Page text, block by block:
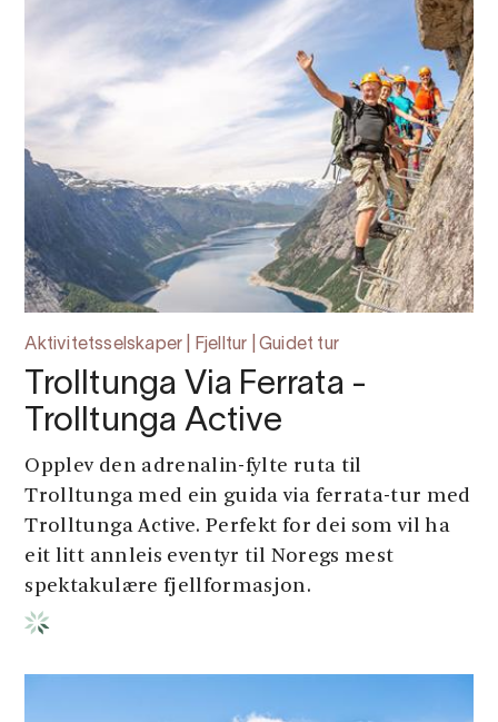
Aktivitetsselskaper | Fjelltur | Guidet tur
Trolltunga Via Ferrata -
Trolltunga Active
Opplev den adrenalin-fylte ruta til
Trolltunga med ein guida via ferrata-tur med
Trolltunga Active. Perfekt for dei som vil ha
eit litt annleis eventyr til Noregs mest
spektakulære fjellformasjon.